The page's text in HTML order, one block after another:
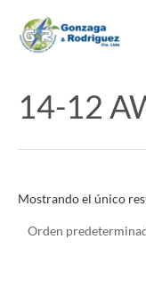
contenido
14-12
Mostrando el único